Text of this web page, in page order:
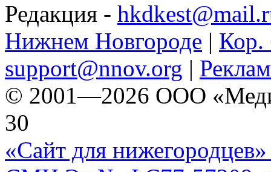
Редакция -
Нижнем Новгороде | Кор.
support@nnov.org |
© 2001—2026 ООО
30
«Сайт для нижегородцев»